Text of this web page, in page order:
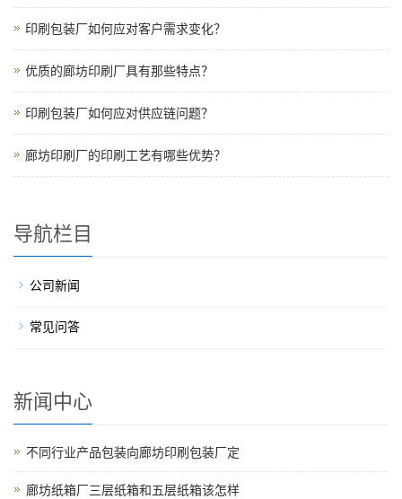
印刷包装厂如何应对客户需求变化？
优质的廊坊印刷厂具有那些特点？
印刷包装厂如何应对供应链问题？
廊坊印刷厂的印刷工艺有哪些优势？
导航栏目
公司新闻
常见问答
新闻中心
不同行业产品包装向廊坊印刷包装厂定
廊坊纸箱厂三层纸箱和五层纸箱该怎样